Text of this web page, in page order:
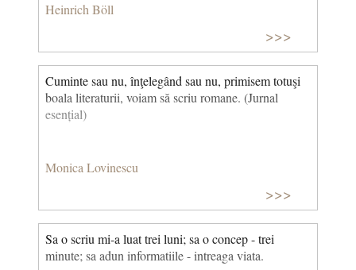
Heinrich Böll
>>>
Cuminte sau nu, înţelegând sau nu, primisem totuşi
boala literaturii, voiam să scriu romane. (Jurnal
esențial)
Monica Lovinescu
>>>
Sa o scriu mi-a luat trei luni; sa o concep - trei
minute; sa adun informatiile - intreaga viata.